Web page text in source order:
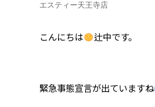
エスティー天王寺店
こんにちは 辻中です。
緊急事態宣言が出ていますね